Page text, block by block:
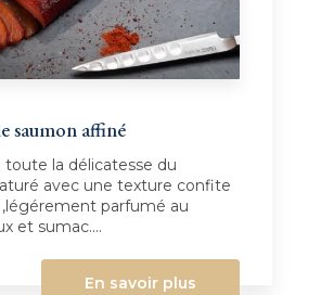
saumon affiné
toute la délicatesse du
avec une texture confite
parfumé au
et sumac....
En savoir plus